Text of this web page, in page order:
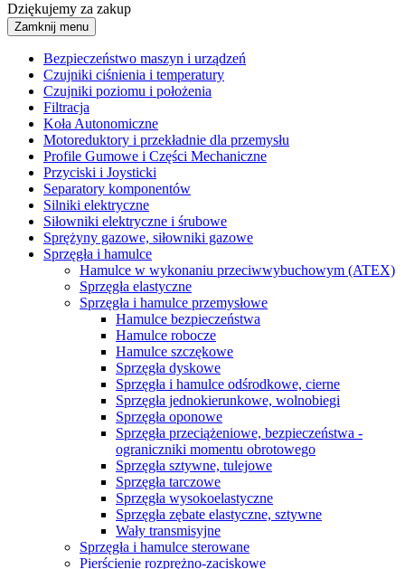
Dziękujemy za zakup
Zamknij menu
Bezpieczeństwo maszyn i urządzeń
Czujniki ciśnienia i temperatury
Czujniki poziomu i położenia
Filtracja
Koła Autonomiczne
Motoreduktory i przekładnie dla przemysłu
Profile Gumowe i Części Mechaniczne
Przyciski i Joysticki
Separatory komponentów
Silniki elektryczne
Siłowniki elektryczne i śrubowe
Sprężyny gazowe, siłowniki gazowe
Sprzęgła i hamulce
Hamulce w wykonaniu przeciwwybuchowym (ATEX)
Sprzęgła elastyczne
Sprzęgła i hamulce przemysłowe
Hamulce bezpieczeństwa
Hamulce robocze
Hamulce szczękowe
Sprzęgła dyskowe
Sprzęgła i hamulce odśrodkowe, cierne
Sprzęgła jednokierunkowe, wolnobiegi
Sprzęgła oponowe
Sprzęgła przeciążeniowe, bezpieczeństwa -
ograniczniki momentu obrotowego
Sprzęgła sztywne, tulejowe
Sprzęgła tarczowe
Sprzęgła wysokoelastyczne
Sprzęgła zębate elastyczne, sztywne
Wały transmisyjne
Sprzęgła i hamulce sterowane
Pierścienie rozprężno-zaciskowe